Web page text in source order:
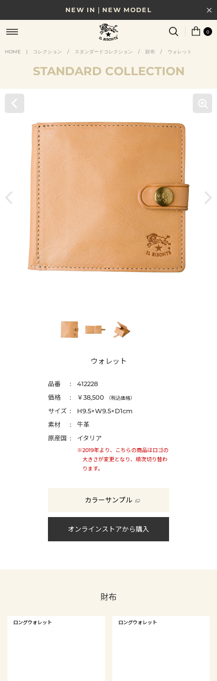
NEW IN｜NEW MODEL
8/17(月)10時まで｜税込11,000円以上で送料無料
贈る相手やシーンから選べる、新しいギフトガイド
NEW IN｜COLOR LEATHER
0
HOME | コレクション / スタンダードコレクション / 財布 / ウォレット
STANDARD COLLECTION
ウォレット
品番
412228
価格
￥38,500 （税込価格）
サイズ
H9.5×W9.5×D1cm
素材
牛革
原産国
イタリア
※2019年より、こちらの商品はロゴの
大きさが変更となり、順次切り替わ
ります。
カラーサンプル
オンラインストアから購入
財布
ロングウォレット ロングウォレット